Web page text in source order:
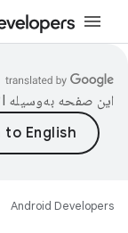
این صفحه به‌وسیله
Android Developers